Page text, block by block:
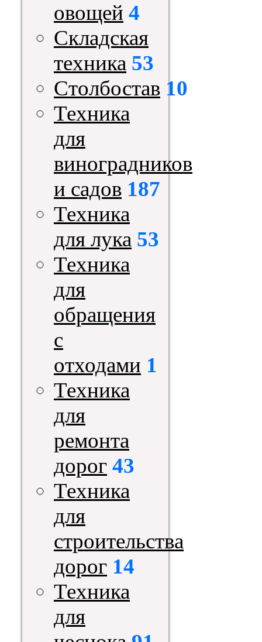
овощей 4
Складская
техника 53
Столбостав 10
Техника
для
виноградников
и садов 187
Техника
для лука 53
Техника
для
обращения
с
отходами 1
Техника
для
ремонта
дорог 43
Техника
для
строительства
дорог 14
Техника
для